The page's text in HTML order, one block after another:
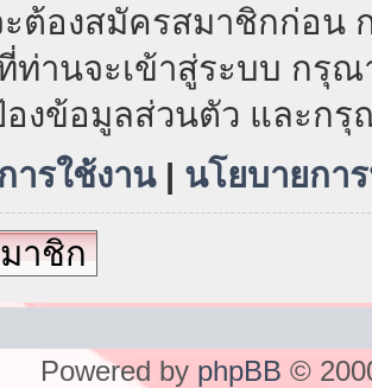
องสมัครสมาชิกก่อน
นจะเข้าสู่ระบบ กรุณ
องข้อมูลส่วนตัว และก
ารใช้งาน| นโยบายกา
าชิก
Powered by phpBB ©